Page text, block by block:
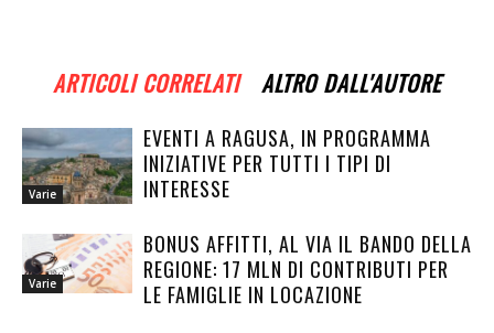
ARTICOLI CORRELATI ALTRO DALL'AUTORE
Varie
EVENTI A RAGUSA, IN PROGRAMMA
INIZIATIVE PER TUTTI I TIPI DI
INTERESSE
Varie
BONUS AFFITTI, AL VIA IL BANDO DELLA
REGIONE: 17 MLN DI CONTRIBUTI PER
LE FAMIGLIE IN LOCAZIONE